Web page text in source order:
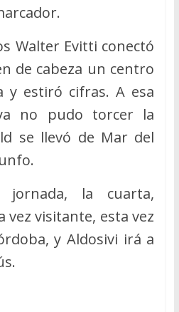
Walter Evitti conectó
de cabeza un centro
y estiró cifras. A esa
no pudo torcer la
se llevó de Mar del
la cuarta,
vez visitante, esta vez
y Aldosivi irá a